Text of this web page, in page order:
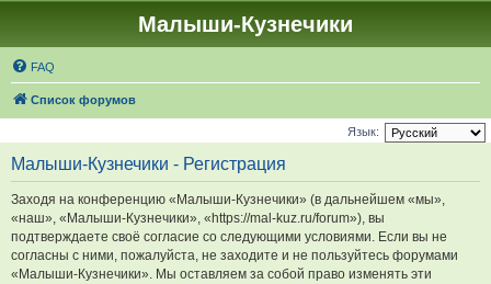
Малыши-Кузнечики
FAQ
Список форумов
Язык:
Малыши-Кузнечики - Регистрация
Заходя на конференцию «Малыши-Кузнечики» (в дальнейшем «мы»,
«наш», «Малыши-Кузнечики», «https://mal-kuz.ru/forum»), вы
подтверждаете своё согласие со следующими условиями. Если вы не
согласны с ними, пожалуйста, не заходите и не пользуйтесь форумами
«Малыши-Кузнечики». Мы оставляем за собой право изменять эти